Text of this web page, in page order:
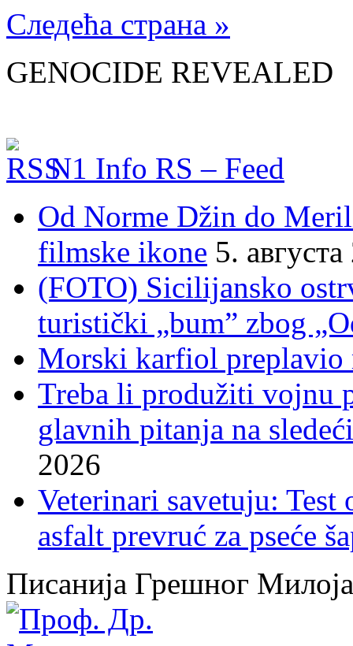
Следећа страна »
GENOCIDE REVEALED
N1 Info RS – Feed
Od Norme Džin do
filmske ikone 5.
(FOTO) Sicilijansko
turistički „bum” zbog
Morski karfiol preplavio
Treba li produžiti vojnu
glavnih pitanja na
2026
Veterinari savetuju:
asfalt prevruć za pseće
Писанија Грешног Милоја